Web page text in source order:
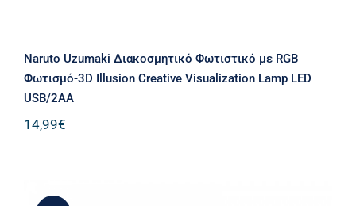
Naruto Uzumaki Διακοσμητικό Φωτιστικό με RGB
Φωτισμό-3D Illusion Creative Visualization Lamp LED
USB/2AA
14,99€